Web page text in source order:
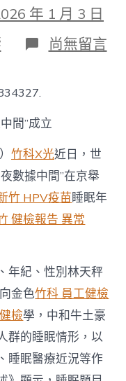
年 1 月 3 日
在
〈“中
夜
據
中
間”
成
森
和
體
檢
立〉
中
尚無留言
間”成立
竹科X光近日，世
數據中間”在京舉
竹 HPV疫苗睡眠年
健檢報告 異常
年紀、性別林天秤
金色竹科 員工健檢
檢學，中和牛土豪
群的睡眠情形，以
睡眠醫療近況等作